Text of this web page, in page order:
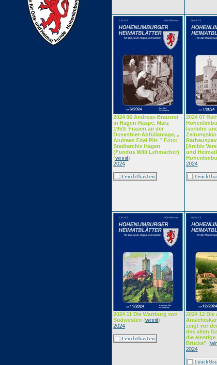
2024 06 Andreas-Brauerei
in Hagen-Haspe, März
1953: Frauen an der
Dosenbier-Abfüllanlage, „
Andreas Edel Pils ” Foto:
Stadtarchiv Hagen
(Fundus Willi Lehmacher)
(winnit)
2024
2024 07
Iserlohn
[Archiv
und
2024
2024 11 Die Wartburg von
Südwesten (winnit)
2024
2024 12 Die
zeigt vor
des alten
die einstige
Brücke” (
2024